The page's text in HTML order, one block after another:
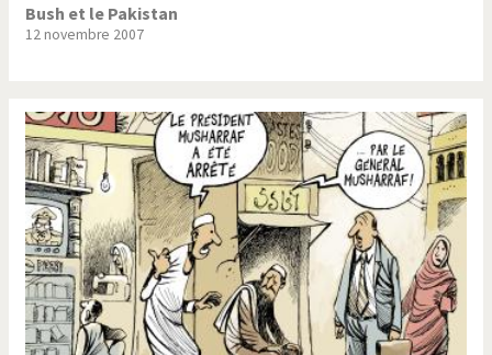
Bush et le Pakistan
12 novembre 2007